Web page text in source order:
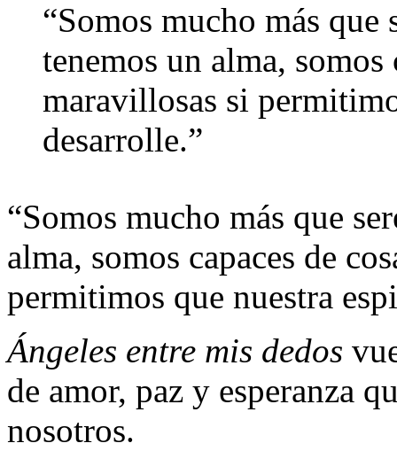
“Somos mucho más que
tenemos un alma,
maravillosas si
desarrolle.”
“Somos mucho más que
alma, somos capaces de
permitimos que nuestra
Ángeles entre mis dedos
de amor, paz y esperanza
nosotros.